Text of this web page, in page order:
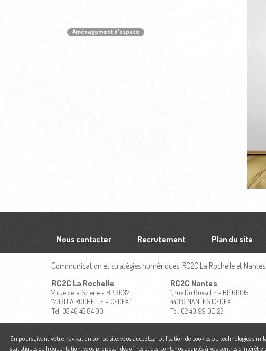
Aménagement d'espace
Nous contacter Recrutement Plan du site
Communication et stratégies numériques, RC2C La Rochelle et
RC2C La Rochelle
7, rue de la Scierie - BP 3037
17031 LA ROCHELLE - CEDEX 1
Tél: 05 46 45 84 00
RC2C Nantes
1, rue Du Guesclin - BP 61905
44019 NANTES CEDEX
Tél: 02 40 99 00 23
En poursuivant votre navigation sur ce site, vous acceptez l'utilisation de cookies ou technologies
statistiques de fréquentation, vous proposer des offres et des contenus adaptés à vos centres